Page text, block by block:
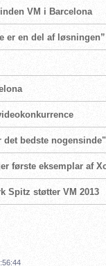
VM i Barcelona
er en del af løsningen”
det bedste nogensinde"
første eksemplar af
Spitz støtter VM 2013